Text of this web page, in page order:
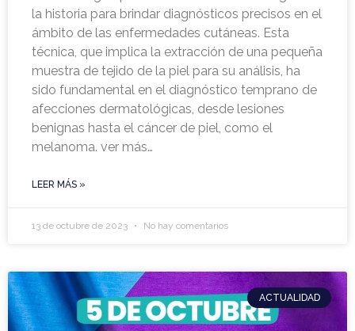
la historia para brindar diagnósticos precisos en el
ámbito de las enfermedades cutáneas. Esta
técnica, que implica la extracción de una pequeña
muestra de tejido de la piel para su análisis, ha
sido fundamental en el diagnóstico temprano de
afecciones dermatológicas, desde lesiones
benignas hasta el cáncer de piel, como el
melanoma. ver más…
LEER MÁS »
13 de octubre de 2023 No hay comentarios
ACTUALIDAD